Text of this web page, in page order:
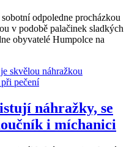
odpoledne procházkou
v podobě palačinek sladkých
obyvatelé Humpolce na
náhražky, se
i míchanici